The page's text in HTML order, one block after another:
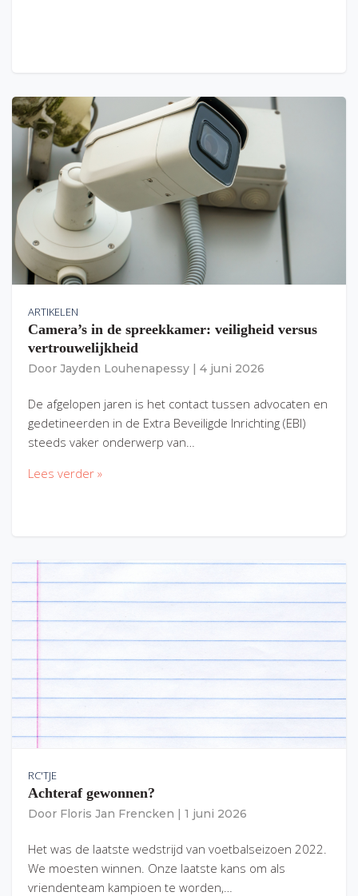
ARTIKELEN
Camera’s in de spreekkamer: veiligheid versus
vertrouwelijkheid
Door Jayden Louhenapessy 4 juni 2026
De afgelopen jaren is het contact tussen advocaten en
gedetineerden in de Extra Beveiligde Inrichting (EBI)
steeds vaker onderwerp van…
Lees verder »
RC'TJE
Achteraf gewonnen?
Door Floris Jan Frencken 1 juni 2026
Het was de laatste wedstrijd van voetbalseizoen 2022.
We moesten winnen. Onze laatste kans om als
vriendenteam kampioen te worden,…